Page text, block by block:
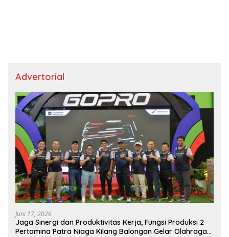
Advertorial
Juni 17, 2026
Jaga Sinergi dan Produktivitas Kerja, Fungsi Produksi 2
Pertamina Patra Niaga Kilang Balongan Gelar Olahraga